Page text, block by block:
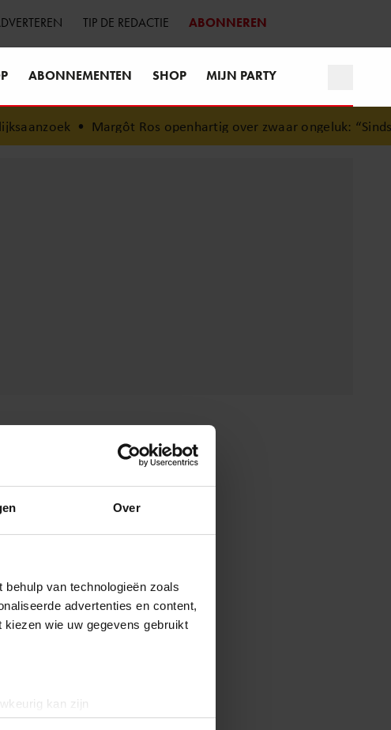
Over
van technologieën zoals
advertenties en content,
wie uw gegevens gebruikt
kan zijn
(fingerprinting)
TIP DE REDACTIE ABONNEREN
ABONNEMENTEN SHOP MIJN PARTY
•Margôt Ros openhartig over zwaar ongeluk: